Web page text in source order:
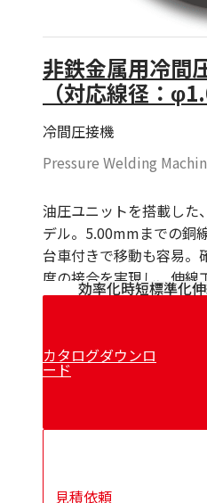
非鉄金属用冷
（対応線径：
冷間圧接機
Pressure Welding
油圧ユニットを搭載した
デル。5.00mmまでの銅
台車付きで移動も容易。
度の接合を実現し、伸線
おいて世界中の工場で高
効率化時短標準化
カタログダウンロ
ード
見積依頼